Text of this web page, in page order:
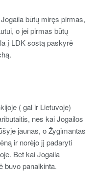
būtų miręs pirmas,
o jei pirmas būtų
į LDK sostą paskyrė
( gal ir Lietuvoje)
nes kai Jogailos
jaunas, o Žygimantas
ir norėjo jį padaryti
Bet kai Jogaila
buvo panaikinta.